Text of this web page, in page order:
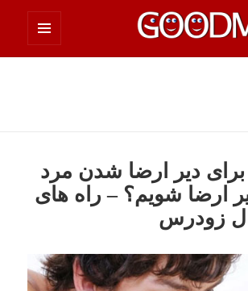
مووب
دیر ارضا شدن مرد
ارضا شویم؟ – راه های
زودرس